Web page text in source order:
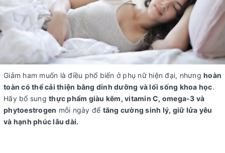
Giảm ham muốn là điều phổ biến ở phụ nữ hiện đại, nhưng hoàn
toàn có thể cải thiện bằng dinh dưỡng và lối sống khoa học.
Hãy bổ sung thực phẩm giàu kẽm, vitamin C, omega-3 và
phytoestrogen mỗi ngày để tăng cường sinh lý, giữ lửa yêu
và hạnh phúc lâu dài.